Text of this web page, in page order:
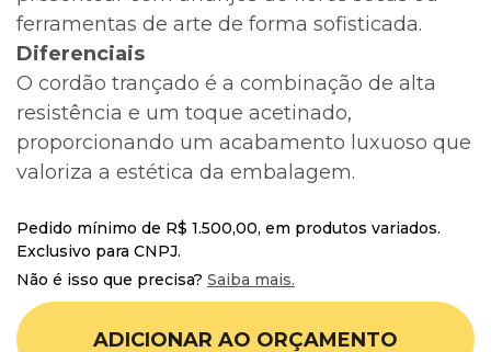
ferramentas de arte de forma sofisticada.
Diferenciais
O cordão trançado é a combinação de alta
resistência e um toque acetinado,
proporcionando um acabamento luxuoso que
valoriza a estética da embalagem.
Pedido mínimo de R$ 1.500,00, em produtos variados.
Exclusivo para CNPJ.
Não é isso que precisa? Saiba mais.
ADICIONAR AO ORÇAMENTO